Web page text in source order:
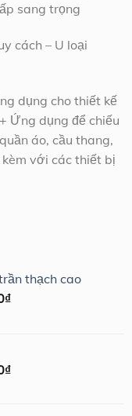
sang trọng
cách – U loại
dụng cho thiết kế
Ứng dụng để chiếu
áo, cầu thang,
với các thiết bị
thạch cao
₫Giá
250.000₫.
₫Giá